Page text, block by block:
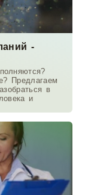
-
Предлагаем
в
и